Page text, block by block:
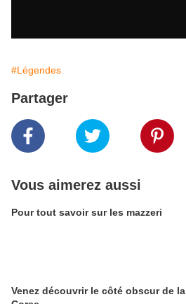
#Légendes
Partager
Vous aimerez aussi
Pour tout savoir sur les mazzeri
Venez découvrir le côté obscur de la